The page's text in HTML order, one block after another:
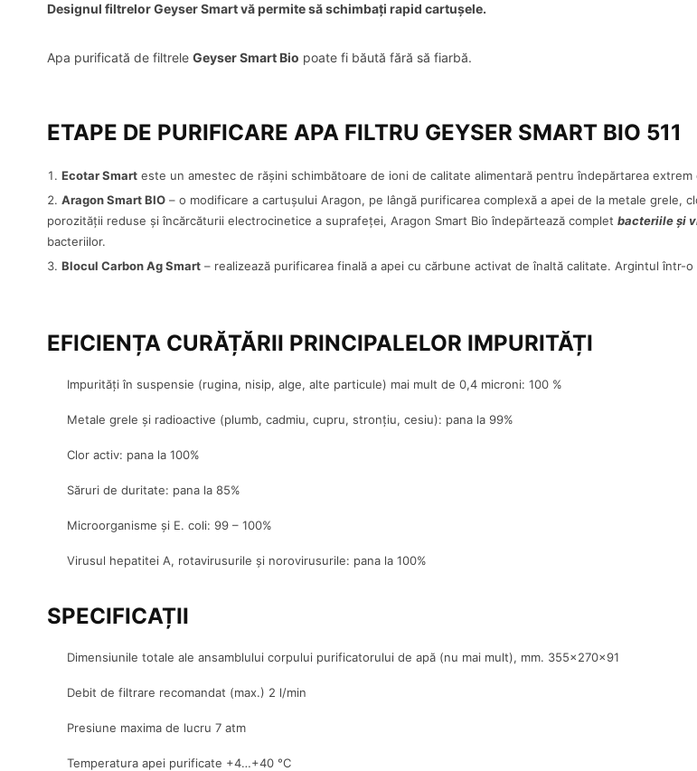
Designul filtrelor Geyser Smart vă permite să schimbați rapid cartușele.
Apa purificată de filtrele Geyser Smart Bio poate fi băută fără să fiarbă.
ETAPE DE PURIFICARE APA FILTRU GEYSER SMART BIO 511
Ecotar Smart este un amestec de rășini schimbătoare de ioni de calitate alimentară pentru îndepărtarea
Aragon Smart BIO – o modificare a cartuşului Aragon, pe lângă purificarea complexă a apei de la metale
porozității reduse și încărcăturii electrocinetice a suprafeței, Aragon Smart Bio îndepărtează complet bacteriile și
bacteriilor.
Blocul Carbon Ag Smart – realizează purificarea finală a apei cu cărbune activat de înaltă calitate. Argintul într-
EFICIENȚA CURĂȚĂRII PRINCIPALELOR IMPURITĂȚI
Impurități în suspensie (rugina, nisip, alge, alte particule) mai mult de 0,4 microni: 100 %
Metale grele și radioactive (plumb, cadmiu, cupru, stronțiu, cesiu): pana la 99%
Clor activ: pana la 100%
Săruri de duritate: pana la 85%
Microorganisme și E. coli: 99 – 100%
Virusul hepatitei A, rotavirusurile și norovirusurile: pana la 100%
SPECIFICAȚII
Dimensiunile totale ale ansamblului corpului purificatorului de apă (nu mai mult), mm. 355x270x91
Debit de filtrare recomandat (max.) 2 l/min
Presiune maxima de lucru 7 atm
Temperatura apei purificate +4…+40 °C